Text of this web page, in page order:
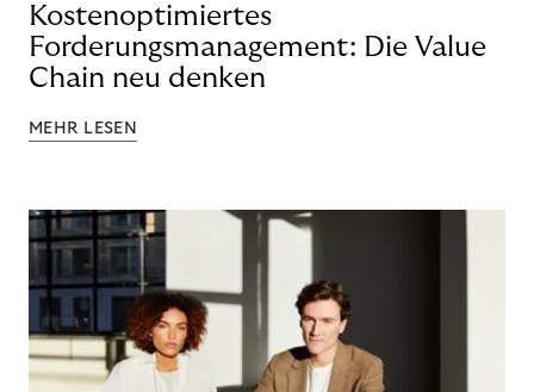
Kostenoptimiertes
Forderungsmanagement: Die Value
Chain neu denken
MEHR LESEN